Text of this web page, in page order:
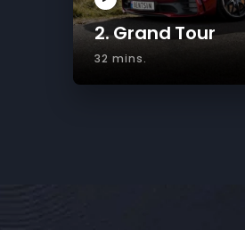
2. Grand Tour
32 mins.